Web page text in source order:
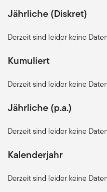
Jährliche (Diskret)
Derzeit sind leider keine
Kumuliert
Derzeit sind leider keine
Jährliche (p.a.)
Derzeit sind leider keine
Kalenderjahr
Derzeit sind leider keine